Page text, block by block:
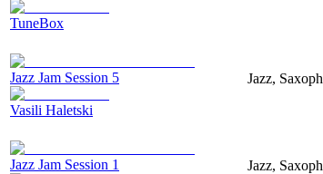
TuneBox
Jazz Jam Session 5
Vasili Haletski
Jazz,
Jazz Jam Session 1 Jazz,